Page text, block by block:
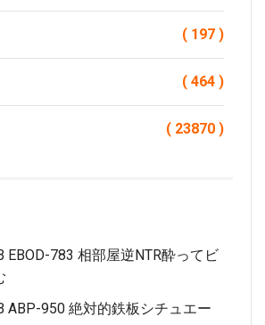
( 197 )
( 464 )
( 23870 )
EBOD-783 相部屋逆NTR酔ってビ
ABP-950 絶対的鉄板シチュエー